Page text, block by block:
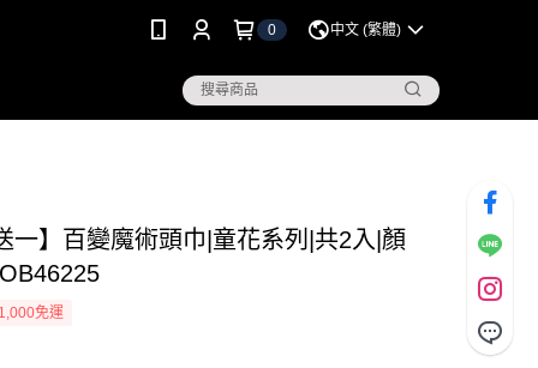
0 中文 (繁體)
一】百變魔術頭巾|童花系列|共2入|顏
免運